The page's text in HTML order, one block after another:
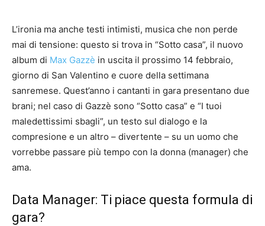
L’ironia ma anche testi intimisti, musica che non perde
mai di tensione: questo si trova in “Sotto casa”, il nuovo
album di Max Gazzè in uscita il prossimo 14 febbraio,
giorno di San Valentino e cuore della settimana
sanremese. Quest’anno i cantanti in gara presentano due
brani; nel caso di Gazzè sono “Sotto casa” e “I tuoi
maledettissimi sbagli”, un testo sul dialogo e la
compresione e un altro – divertente – su un uomo che
vorrebbe passare più tempo con la donna (manager) che
ama.
Data Manager: Ti piace questa formula di
gara?